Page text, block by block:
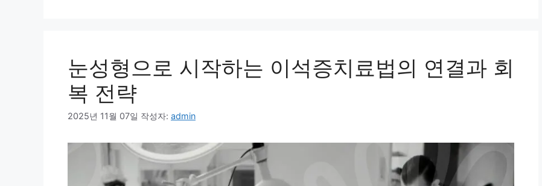
눈성형으로 시작하는 이석증치료법의 연결과 회
복 전략
2025년 11월 07일 작성자: admin